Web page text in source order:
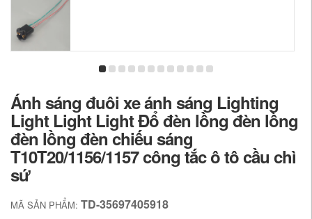
Ánh sáng đuôi xe ánh sáng Lighting
Light Light Light Đổ đèn lồng đèn lồng
đèn lồng đèn chiếu sáng
T10T20/1156/1157 công tắc ô tô cầu chì
sứ
MÃ SẢN PHẨM: TD-35697405918